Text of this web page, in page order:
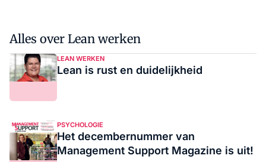
Alles over Lean werken
LEAN WERKEN
Lean is rust en duidelijkheid
PSYCHOLOGIE
Het decembernummer van
Management Support Magazine is uit!